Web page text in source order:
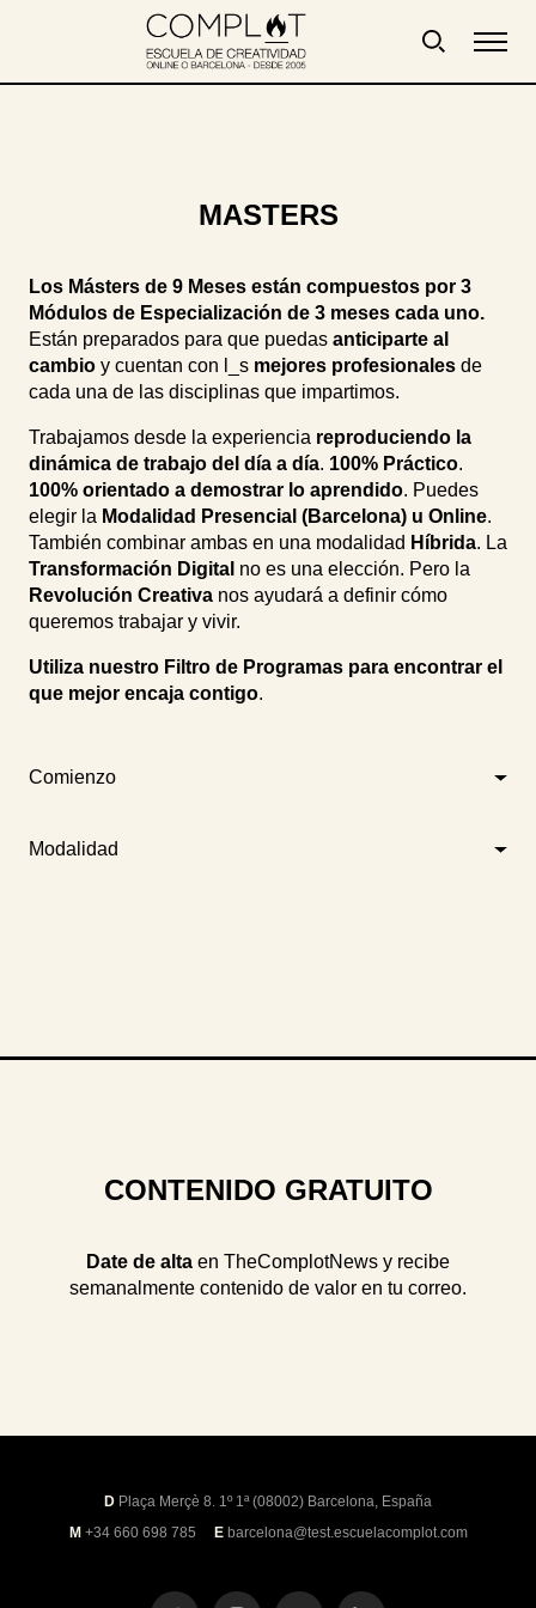
MASTERS
Los Másters de 9 Meses están compuestos por 3
Módulos de Especialización de 3 meses cada uno.
Están preparados para que puedas anticiparte al
cambio y cuentan con l_s mejores profesionales de
cada una de las disciplinas que impartimos.
Trabajamos desde la experiencia reproduciendo la
dinámica de trabajo del día a día. 100% Práctico.
100% orientado a demostrar lo aprendido. Puedes
elegir la Modalidad Presencial (Barcelona) u Online.
También combinar ambas en una modalidad Híbrida. La
Transformación Digital no es una elección. Pero la
Revolución Creativa nos ayudará a definir cómo
queremos trabajar y vivir.
Utiliza nuestro Filtro de Programas para encontrar el
que mejor encaja contigo.
Comienzo
Modalidad
CONTENIDO GRATUITO
Date de alta en TheComplotNews y recibe
semanalmente contenido de valor en tu correo.
D Plaça Merçè 8. 1º 1ª (08002) Barcelona, España
M +34 660 698 785 E barcelona@test.escuelacomplot.com